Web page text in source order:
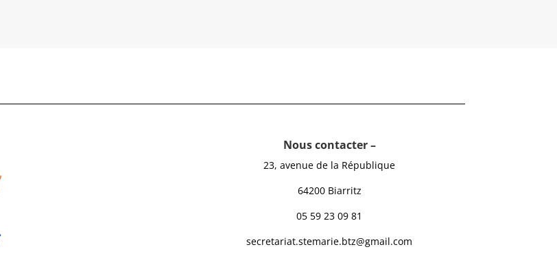
Nous contacter –
23, avenue de la République
64200 Biarritz
05 59 23 09 81
secretariat.stemarie.btz@gmail.com